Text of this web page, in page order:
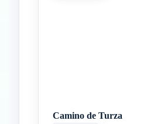
Camino de Turza